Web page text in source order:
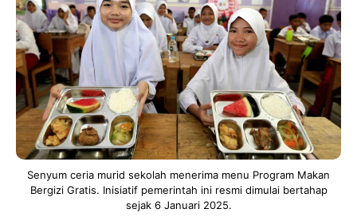
Senyum ceria murid sekolah menerima menu Program Makan
Bergizi Gratis. Inisiatif pemerintah ini resmi dimulai bertahap
sejak 6 Januari 2025.